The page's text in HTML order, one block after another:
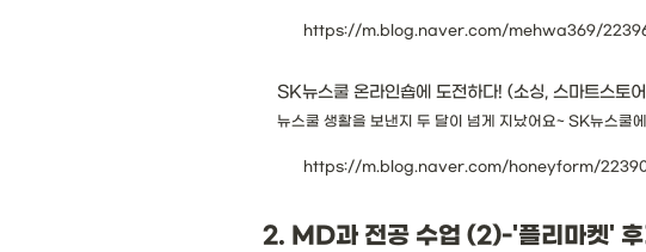
https://m.blog.naver.com/mehwa369/
뉴스쿨 생활을 보낸지 두 달이 넘게 지났어요~ SK뉴스쿨
https://m.blog.naver.com/honeyform/
2. MD과 전공 수업 (2)-'플리마켓' 후